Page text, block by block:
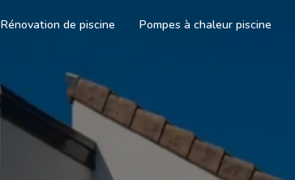
Rénovation de piscine Pompes à chaleur piscine